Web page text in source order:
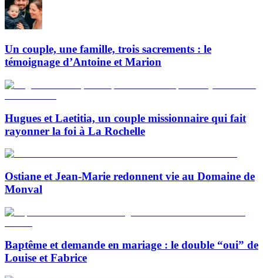
Un couple, une famille, trois sacrements : le
témoignage d’Antoine et Marion
Hugues et Laetitia, un couple missionnaire qui fait
rayonner la foi à La Rochelle
Ostiane et Jean-Marie redonnent vie au Domaine de
Monval
Baptême et demande en mariage : le double “oui” de
Louise et Fabrice